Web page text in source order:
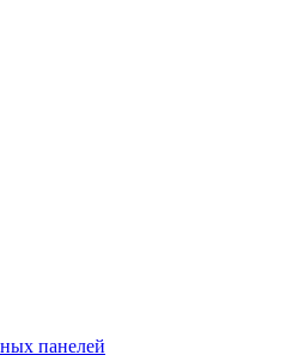
панелей